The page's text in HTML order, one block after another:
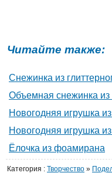
Читайте также:
Снежинка из
Объемная снежинка
Новогодняя игрушка
Новогодняя игрушка
Ёлочка из фоамирана
Категория : Творчество »